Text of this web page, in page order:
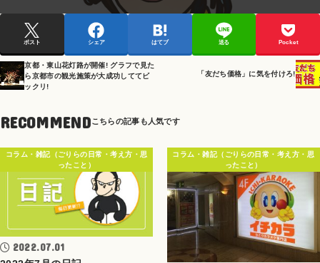
ポスト シェア はてブ 送る Pocket
京都・東山花灯路が開催! グラフで見た
ら京都市の観光施策が大成功しててビ
ックリ!
「友だち価格」に気を付けろ!
RECOMMEND
コラム・雑記（ごりらの日常・考え方・思
ったこと）
2022.07.01
コラム・雑記（ごりらの日常・考え方・思
ったこと）